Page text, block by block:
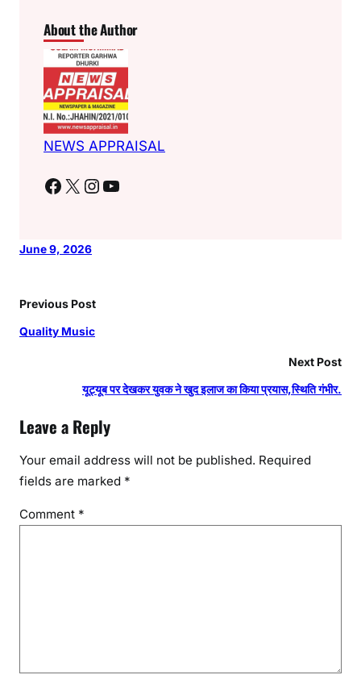
About the Author
NEWS APPRAISAL
Facebook X Instagram YouTube
June 9, 2026
Previous Post
Quality Music
Next Post
यूट्यूब पर देखकर युवक ने खुद इलाज का किया प्रयास,स्थिति गंभीर.
Leave a Reply
Your email address will not be published. Required
fields are marked *
Comment *